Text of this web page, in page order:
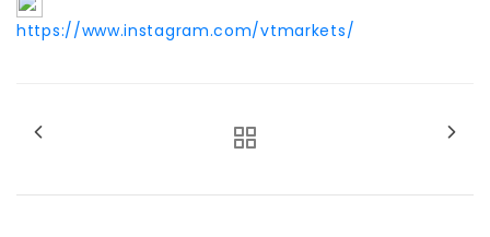
https://www.instagram.com/vtmarkets/